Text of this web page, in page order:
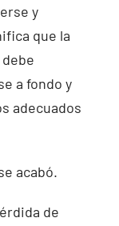
y
que la
a fondo y
adecuados
acabó.
de